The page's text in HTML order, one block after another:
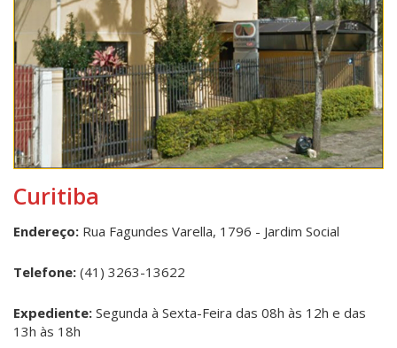
Curitiba
Endereço: Rua Fagundes Varella, 1796 - Jardim Social
Telefone: (41) 3263-13622
Expediente: Segunda à Sexta-Feira das 08h às 12h e das
13h às 18h